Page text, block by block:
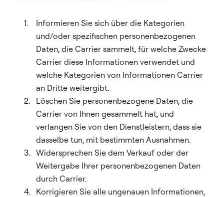
Informieren Sie sich über die Kategorien
und/oder spezifischen personenbezogenen
Daten, die Carrier sammelt, für welche Zwecke
Carrier diese Informationen verwendet und
welche Kategorien von Informationen Carrier
an Dritte weitergibt.
Löschen Sie personenbezogene Daten, die
Carrier von Ihnen gesammelt hat, und
verlangen Sie von den Dienstleistern, dass sie
dasselbe tun, mit bestimmten Ausnahmen.
Widersprechen Sie dem Verkauf oder der
Weitergabe Ihrer personenbezogenen Daten
durch Carrier.
Korrigieren Sie alle ungenauen Informationen,